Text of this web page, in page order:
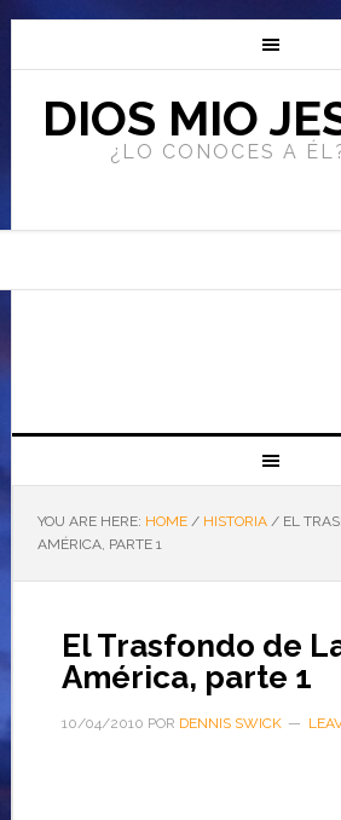
DIOS MIO
¿LO CONOCES A
YOU ARE HERE: HOME / HISTORIA /EL
AMÉRICA, PARTE 1
El Trasfondo de
América, parte 1
10/04/2010 POR DENNIS SWICK